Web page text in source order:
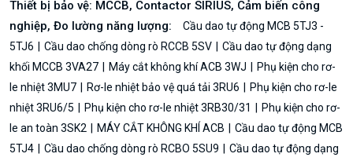
Thiết bị bảo vệ: MCCB, Contactor SIRIUS, Cảm biến công
nghiệp, Đo lường năng lượng:
Cầu dao tự động MCB 5TJ3 -
5TJ6
Cầu dao chống dòng rò RCCB 5SV
Cầu dao tự động dạng
khối MCCB 3VA27
Máy cắt không khí ACB 3WJ
Phụ kiện cho rơ-
le nhiệt 3MU7
Rơ-le nhiệt bảo vệ quá tải 3RU6
Phụ kiện cho rơ-le
nhiệt 3RU6/5
Phụ kiện cho rơ-le nhiệt 3RB30/31
Phụ kiện cho rơ-
le an toàn 3SK2
MÁY CẮT KHÔNG KHÍ ACB
Cầu dao tự động MCB
5TJ4
Cầu dao chống dòng rò RCBO 5SU9
Cầu dao tự động dạng